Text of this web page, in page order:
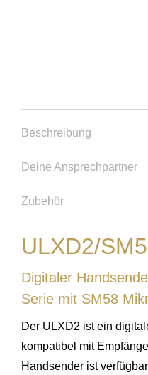
Beschreibung
Deine Ansprechpartner
Zubehör
ULXD2/
Digitaler
Serie mit SM58
Der ULXD2 ist ein
kompatibel mit
Handsender ist